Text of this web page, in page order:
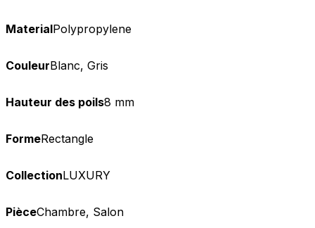
MaterialPolypropylene
CouleurBlanc, Gris
Hauteur des poils8 mm
FormeRectangle
CollectionLUXURY
PièceChambre, Salon